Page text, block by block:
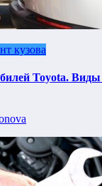
кузова
Toyota.